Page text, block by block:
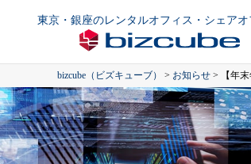
東京・銀座のレンタルオフィス・シェアオ
bizcube（ビズキューブ） > お知らせ > 【年